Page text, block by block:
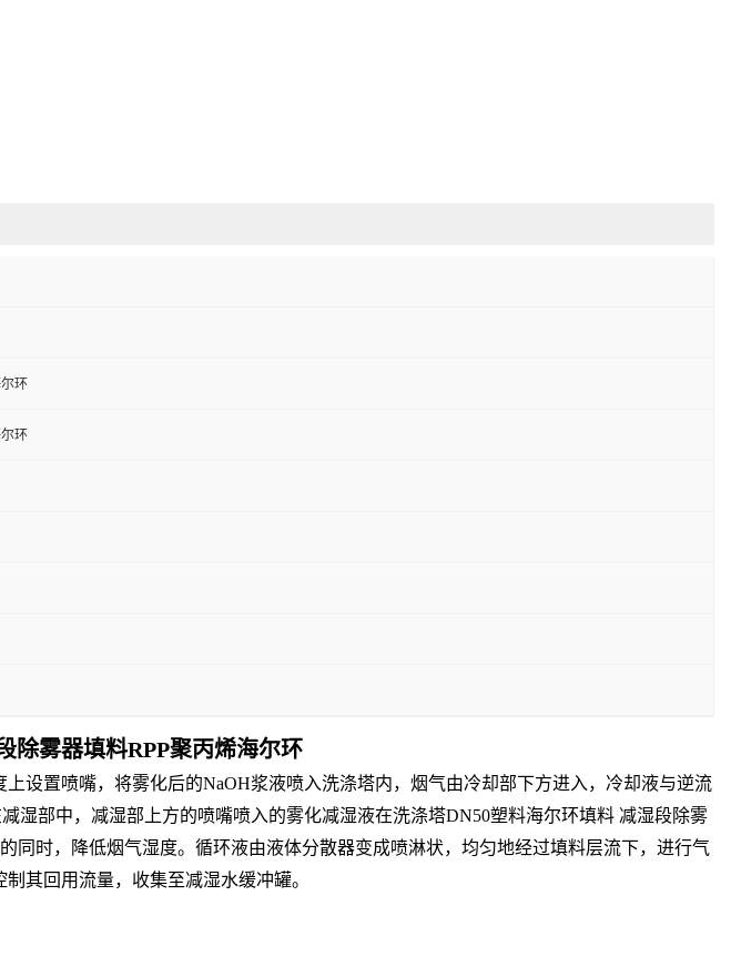
环
环
除雾器填料RPP聚丙烯海尔环
设置喷嘴，将雾化后的NaOH浆液喷入洗涤塔内，烟气由冷却部下方进入，冷却液与逆流
部中，减湿部上方的喷嘴喷入的雾化减湿液在洗涤塔DN50塑料海尔环填料 减湿段除雾
时，降低烟气湿度。循环液由液体分散器变成喷淋状，均匀地经过填料层流下，进行气
其回用流量，收集至减湿水缓冲罐。